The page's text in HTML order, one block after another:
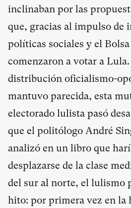
inclinaban por las
que, gracias al impulso de
políticas sociales y el
comenzaron a votar a
distribución oficialismo-
mantuvo parecida, esta
electorado lulista pasó
que el politólogo André
analizó en un libro que
desplazarse de la clase
del sur al norte, el lulismo
hito: por primera vez en la